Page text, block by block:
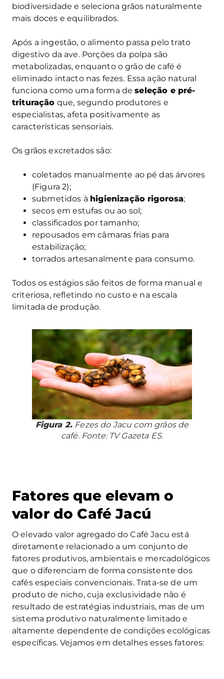
biodiversidade e seleciona grãos naturalmente
mais doces e equilibrados.
Após a ingestão, o alimento passa pelo trato
digestivo da ave. Porções da polpa são
metabolizadas, enquanto o grão de café é
eliminado intacto nas fezes. Essa ação natural
funciona como uma forma deseleção e pré-
trituração que, segundo produtores e
especialistas, afeta positivamente as
características sensoriais.
Os grãos excretados são:
coletados manualmente ao pé das árvores
(Figura 2);
submetidos à higienização rigorosa;
secos em estufas ou ao sol;
classificados por tamanho;
repousados em câmaras frias para
estabilização;
torrados artesanalmente para consumo.
Todos os estágios são feitos de forma manual e
criteriosa, refletindo no custo e na escala
limitada de produção.
Figura 2. Fezes do Jacu com grãos de
café. Fonte: TV Gazeta ES.
Fatores que elevam o
valor do Café Jacú
O elevado valor agregado do Café Jacu está
diretamente relacionado a um conjunto de
fatores produtivos, ambientais e mercadológicos
que o diferenciam de forma consistente dos
cafés especiais convencionais. Trata-se de um
produto de nicho, cuja exclusividade não é
resultado de estratégias industriais, mas de um
sistema produtivo naturalmente limitado e
altamente dependente de condições ecológicas
específicas. Vejamos em detalhes esses fatores: